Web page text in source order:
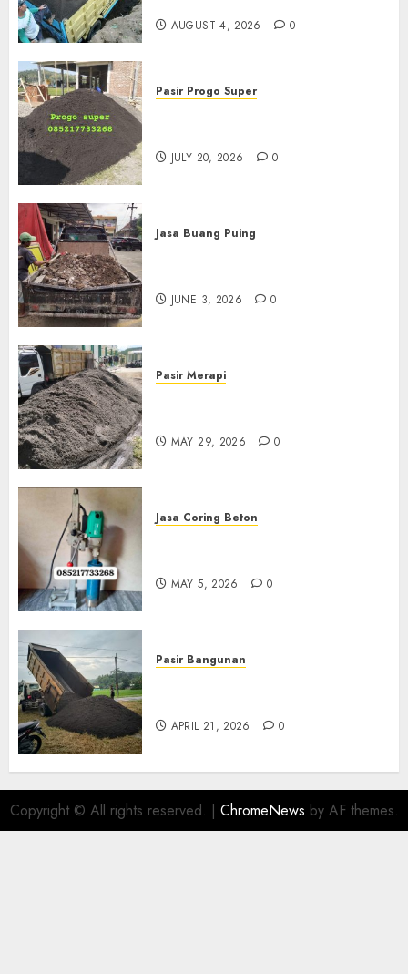
AUGUST 4, 2026 0
Pasir Progo Super
JULY 20, 2026 0
Jasa Buang Puing
JUNE 3, 2026 0
Pasir Merapi
MAY 29, 2026 0
Jasa Coring Beton
MAY 5, 2026 0
Pasir Bangunan
APRIL 21, 2026 0
Copyright © All rights reserved. | ChromeNews by AF themes.